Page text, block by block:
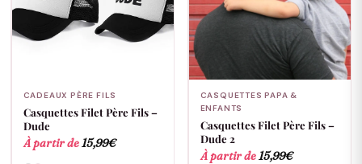
CADEAUX PÈRE FILS
Casquettes Filet Père Fils –
Dude
À partir de 15,99€
CASQUETTES PAPA &
ENFANTS
Casquettes Filet Père Fils –
Dude 2
À partir de 15,99€